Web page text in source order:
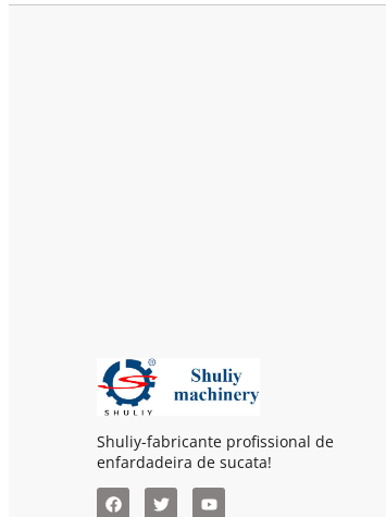
Shuliy-fabricante profissional de
enfardadeira de sucata!